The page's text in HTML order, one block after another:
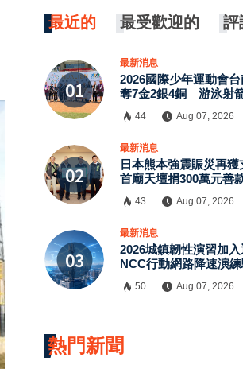
最近的 最受歡迎的 評
最新消息
2026國際少年運動會
奪7金2銀4銅 游泳射
44 Aug 07, 2026
最新消息
日本熊本強震賑災再
首廟天壇捐300萬元善
43 Aug 07, 2026
最新消息
2026城鎮韌性演習加
NCC行動網路降速演
50 Aug 07, 2026
熱門新聞
×